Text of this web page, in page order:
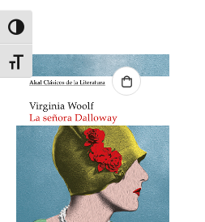
Alternar alto contraste
Alternar tamaño de letra